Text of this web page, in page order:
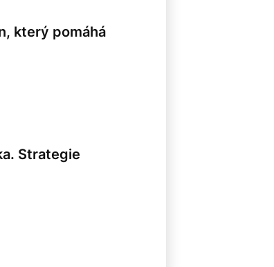
který pomáhá
Strategie